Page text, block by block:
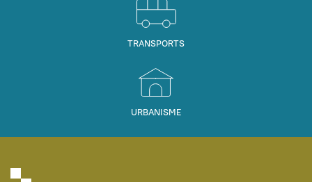
TRANSPORTS
URBANISME